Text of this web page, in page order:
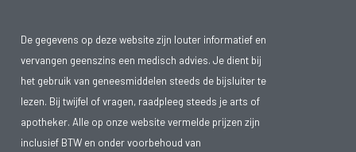
De gegevens op deze website zijn louter informatief en
vervangen geenszins een medisch advies. Je dient bij
het gebruik van geneesmiddelen steeds de bijsluiter te
lezen. Bij twijfel of vragen, raadpleeg steeds je arts of
apotheker. Alle op onze website vermelde prijzen zijn
inclusief BTW en onder voorbehoud van